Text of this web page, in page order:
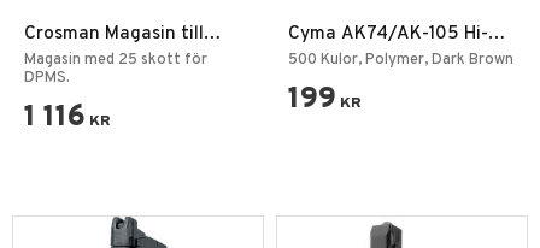
Crosman Magasin till
DPMS, 25 Skott
Magasin med 25 skott för
DPMS.
1 116 KR
Cyma AK74/AK-105 Hi-
Cap Magasin
500 Kulor, Polymer, Dark Brown
199 KR